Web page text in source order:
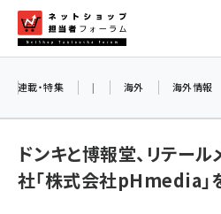
ン
ネットショッ
連載・特集 | 海外 海外情報
ドンキと博報堂、リテー
社「株式会社pHmedia」